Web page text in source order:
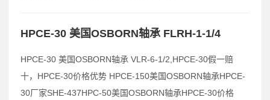
HPCE-30 美国OSBORN轴承 FLRH-1-1/4
HPCE-30 美国OSBORN轴承 VLR-6-1/2,HPCE-30假一赔
十，HPCE-30价格优势 HPCE-150美国OSBORN轴承HPCE-
30厂家SHE-437HPC-50美国OSBORN轴承HPCE-30价格